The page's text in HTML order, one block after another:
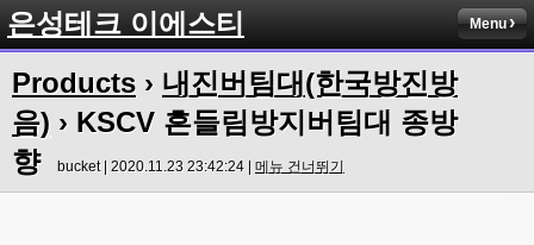
은성테크 이에스티 Menu
Products › 내진버팀대(한국방진방
음) › KSCV 흔들림방지버팀대 종방
향
bucket | 2020.11.23 23:42:24 | 메뉴 건너뛰기